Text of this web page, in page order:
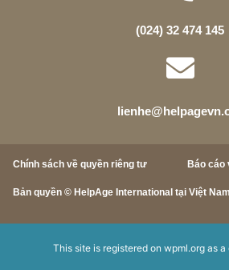
(024) 32 474 145
Chính sách về quyền riêng tư Báo cáo
Bản quyền © HelpAge International tại Việt Nam
This site is registered on wpml.orgas a